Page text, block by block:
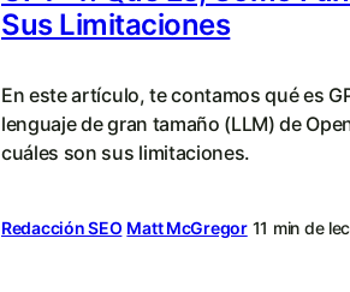
Sus Limitaciones
En este artículo, te contamos qué es
lenguaje de gran tamaño (LLM) de
cuáles son sus limitaciones.
Redacción SEO Matt McGregor 11 min de